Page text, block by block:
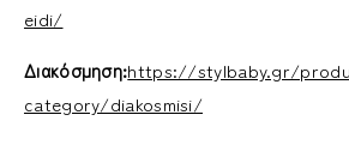
eidi/
Διακόσμηση:https://stylbaby.gr/
category/diakosmisi/